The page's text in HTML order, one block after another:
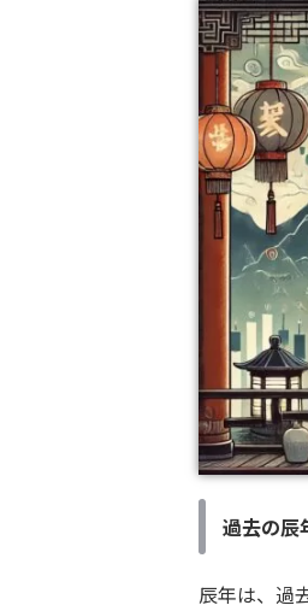
過去の辰
辰年は、過